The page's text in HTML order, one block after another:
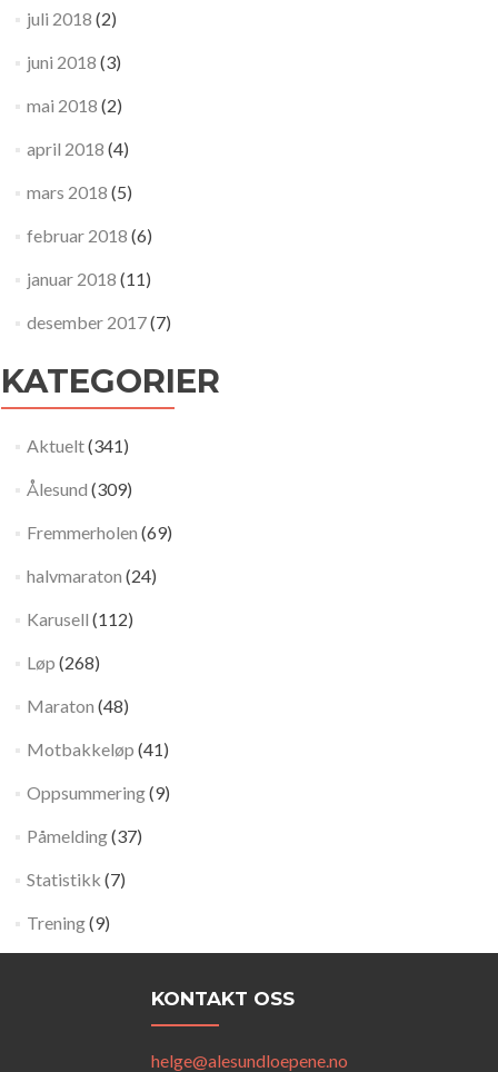
juli 2018 (2)
juni 2018 (3)
mai 2018 (2)
april 2018 (4)
mars 2018 (5)
februar 2018 (6)
januar 2018 (11)
desember 2017(7)
KATEGORIER
Aktuelt(341)
Ålesund (309)
Fremmerholen (69)
halvmaraton (24)
Karusell (112)
Løp (268)
Maraton (48)
Motbakkeløp (41)
Oppsummering(9)
Påmelding(37)
Statistikk (7)
Trening(9)
KONTAKT OSS
helge@alesundloepene.no